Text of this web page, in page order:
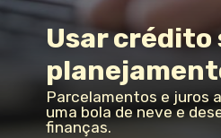
Usar crédito
Parcelamentos e juros
uma bola de neve e
finanças.